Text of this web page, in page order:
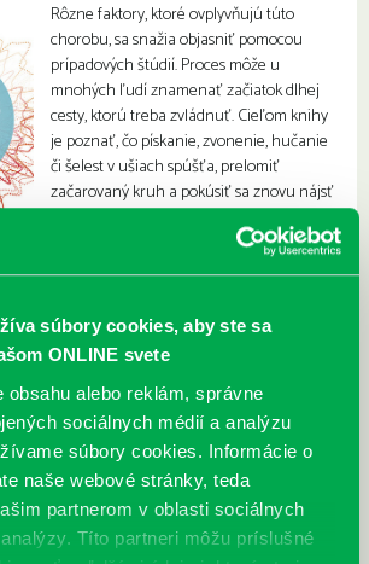
súbory cookies, aby ste sa
ONLINE svete
obsahu alebo reklám, správne
sociálnych médií a analýzu
súbory cookies. Informácie o
naše webové stránky, teda
partnerom v oblasti sociálnych
Títo partneri môžu príslušné
Rôzne faktory, ktoré ovplyvňujú túto
chorobu, sa snažia objasniť pomocou
prípadových štúdií. Proces môže u
mnohých ľudí znamenať začiatok dlhej
cesty, ktorú treba zvládnuť. Cieľom knihy
je poznať, čo pískanie, zvonenie, hučanie
či šelest v ušiach spúšťa, prelomiť
začarovaný kruh a pokúsiť sa znovu nájsť
kľud.